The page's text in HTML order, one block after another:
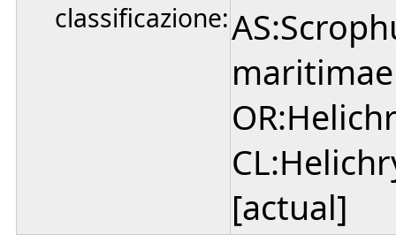
classificazione:
[actual]